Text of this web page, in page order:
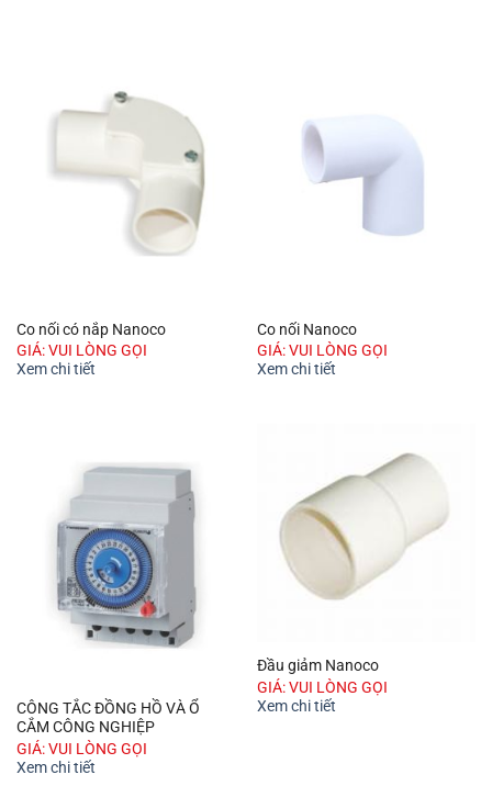
Co nối có nắp Nanoco
GIÁ: VUI LÒNG GỌI
Xem chi tiết
Co nối Nanoco
GIÁ: VUI LÒNG GỌI
Xem chi tiết
CÔNG TẮC ĐỒNG HỒ VÀ Ổ
CẮM CÔNG NGHIỆP
GIÁ: VUI LÒNG GỌI
Xem chi tiết
Đầu giảm Nanoco
GIÁ: VUI LÒNG GỌI
Xem chi tiết